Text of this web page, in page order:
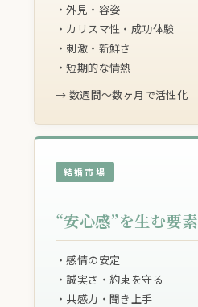
・外見・容姿
・カリスマ性・成功体験
・刺激・新鮮さ
・短期的な情熱
→ 数週間〜数ヶ月で活性化
結婚市場
“安心感”を生む要素
・感情の安定
・誠実さ・約束を守る
・共感力・聞き上手